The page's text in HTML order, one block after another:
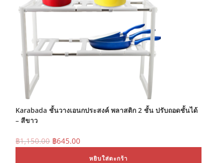
Karabada ชั้นวางเอนกประสงค์ พลาสติก 2 ชั้น ปรับถอดชั้นได้
– สีขาว
฿1,150.00 Original
price
฿645.00
price
is:หยิบใส่ตะกร้า